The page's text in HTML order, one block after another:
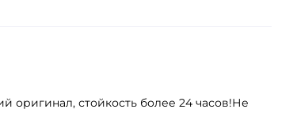
оригинал, стойкость более 24 часов!Не